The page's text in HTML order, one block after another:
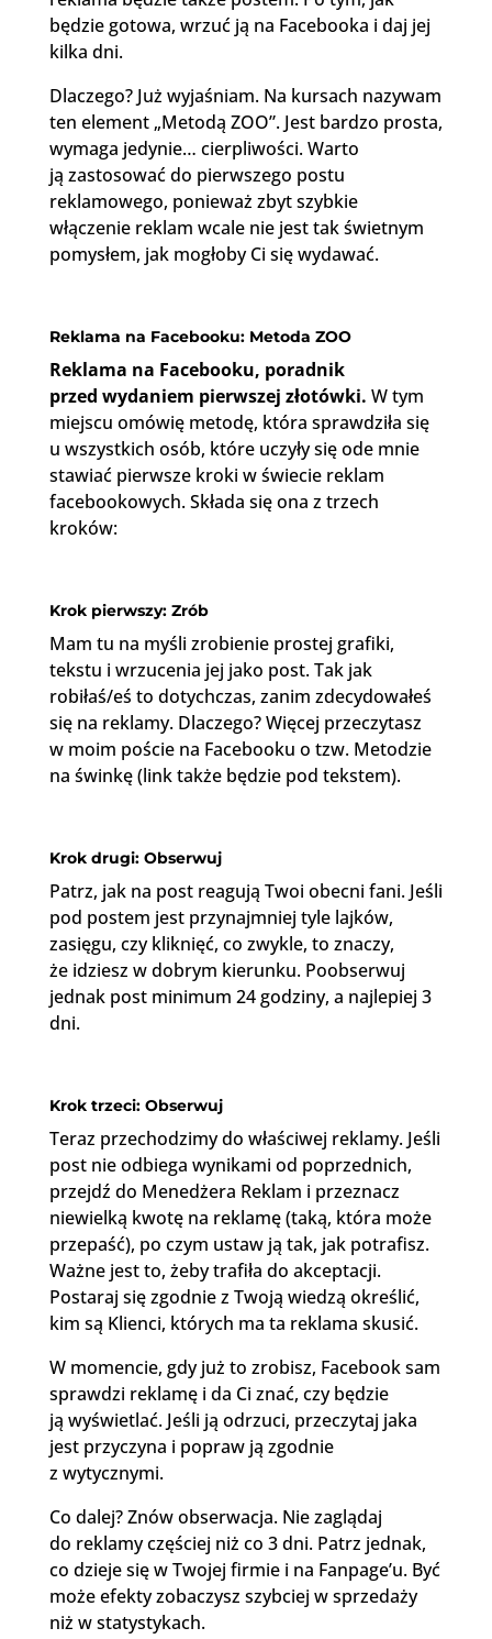
będzie gotowa, wrzuć ją na Facebooka i daj jej
kilka dni.
Dlaczego? Już wyjaśniam. Na kursach nazywam
ten element „Metodą ZOO”. Jest bardzo prosta,
wymaga jedynie… cierpliwości. Warto
ją zastosować do pierwszego postu
reklamowego, ponieważ zbyt szybkie
włączenie reklam wcale nie jest tak świetnym
pomysłem, jak mogłoby Ci się wydawać.
Reklama na Facebooku: Metoda ZOO
Reklama na Facebooku, poradnik
przed wydaniem pierwszej złotówki. W tym
miejscu omówię metodę, która sprawdziła się
u wszystkich osób, które uczyły się ode mnie
stawiać pierwsze kroki w świecie reklam
facebookowych. Składa się ona z trzech
kroków:
Krok pierwszy: Zrób
Mam tu na myśli zrobienie prostej grafiki,
tekstu i wrzucenia jej jako post. Tak jak
robiłaś/eś to dotychczas, zanim zdecydowałeś
się na reklamy. Dlaczego? Więcej przeczytasz
w moim poście na Facebooku o tzw. Metodzie
na świnkę (link także będzie pod tekstem).
Krok drugi: Obserwuj
Patrz, jak na post reagują Twoi obecni fani. Jeśli
pod postem jest przynajmniej tyle lajków,
zasięgu, czy kliknięć, co zwykle, to znaczy,
że idziesz w dobrym kierunku. Poobserwuj
jednak post minimum 24 godziny, a najlepiej 3
dni.
Krok trzeci: Obserwuj
Teraz przechodzimy do właściwej reklamy. Jeśli
post nie odbiega wynikami od poprzednich,
przejdź do Menedżera Reklam i przeznacz
niewielką kwotę na reklamę (taką, która może
przepaść), po czym ustaw ją tak, jak potrafisz.
Ważne jest to, żeby trafiła do akceptacji.
Postaraj się zgodnie z Twoją wiedzą określić,
kim są Klienci, których ma ta reklama skusić.
W momencie, gdy już to zrobisz, Facebook sam
sprawdzi reklamę i da Ci znać, czy będzie
ją wyświetlać. Jeśli ją odrzuci, przeczytaj jaka
jest przyczyna i popraw ją zgodnie
z wytycznymi.
Co dalej? Znów obserwacja. Nie zaglądaj
do reklamy częściej niż co 3 dni. Patrz jednak,
co dzieje się w Twojej firmie i na Fanpage’u. Być
może efekty zobaczysz szybciej w sprzedaży
niż w statystykach.